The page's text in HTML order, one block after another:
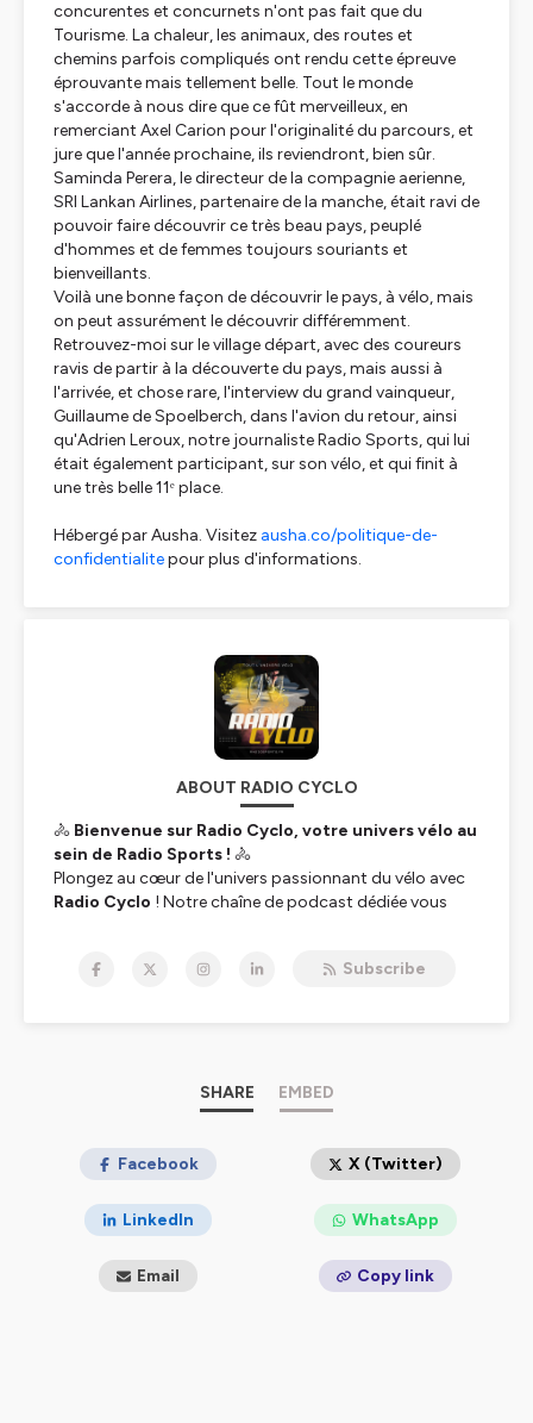
concurentes et concurnets n'ont pas fait que du
Tourisme. La chaleur, les animaux, des routes et
chemins parfois compliqués ont rendu cette épreuve
éprouvante mais tellement belle. Tout le monde
s'accorde à nous dire que ce fût merveilleux, en
remerciant Axel Carion pour l'originalité du parcours, et
jure que l'année prochaine, ils reviendront, bien sûr.
Saminda Perera, le directeur de la compagnie aerienne,
SRI Lankan Airlines, partenaire de la manche, était ravi de
pouvoir faire découvrir ce très beau pays, peuplé
d'hommes et de femmes toujours souriants et
bienveillants.
Voilà une bonne façon de découvrir le pays, à vélo, mais
on peut assurément le découvrir différemment.
Retrouvez-moi sur le village départ, avec des coureurs
ravis de partir à la découverte du pays, mais aussi à
l'arrivée, et chose rare, l'interview du grand vainqueur,
Guillaume de Spoelberch, dans l'avion du retour, ainsi
qu'Adrien Leroux, notre journaliste Radio Sports, qui lui
était également participant, sur son vélo, et qui finit à
une très belle 11ᵉ place.
Hébergé par Ausha. Visitez ausha.co/politique-de-
confidentialitepour plus d'informations.
ABOUT RADIO CYCLO
🚴 Bienvenue sur Radio Cyclo, votre univers vélo au
sein de Radio Sports ! 🚴
Plongez au cœur de l'univers passionnant du vélo avec
Radio Cyclo ! Notre chaîne de podcast dédiée vous
tendances du gravel, en passant par le cyclisme urbain
Ce que nous offrons :
dernières nouvelles du monde du cyclisme, des
Informations et Conseils
: Découvrez des
informations précieuses sur l'équipement,
l'entraînement, la nutrition, et la sécurité pour tous les
niveaux de cyclistes.
Subscribe
SHARE EMBED
Facebook X (Twitter)
LinkedIn WhatsApp
Email Copy link